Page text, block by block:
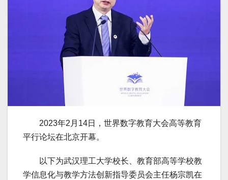
2023年2月14日，世界数字教育大会高等教育
平行论坛在北京开幕。
以下为武汉理工大学校长、教育部高等学校教
学信息化与教学方法创新指导委员会主任杨宗凯在